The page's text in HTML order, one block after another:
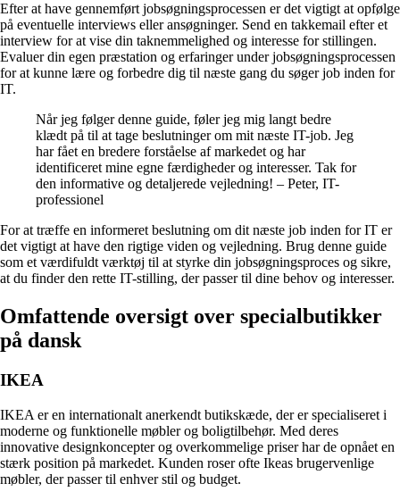
Efter at have gennemført jobsøgningsprocessen er det vigtigt at opfølge
på eventuelle interviews eller ansøgninger. Send en takkemail efter et
interview for at vise din taknemmelighed og interesse for stillingen.
Evaluer din egen præstation og erfaringer under jobsøgningsprocessen
for at kunne lære og forbedre dig til næste gang du søger job inden for
IT.
Når jeg følger denne guide, føler jeg mig langt bedre
klædt på til at tage beslutninger om mit næste IT-job. Jeg
har fået en bredere forståelse af markedet og har
identificeret mine egne færdigheder og interesser. Tak for
den informative og detaljerede vejledning! – Peter, IT-
professionel
For at træffe en informeret beslutning om dit næste job inden for IT er
det vigtigt at have den rigtige viden og vejledning. Brug denne guide
som et værdifuldt værktøj til at styrke din jobsøgningsproces og sikre,
at du finder den rette IT-stilling, der passer til dine behov og interesser.
Omfattende oversigt over specialbutikker
på dansk
IKEA
IKEA er en internationalt anerkendt butikskæde, der er specialiseret i
moderne og funktionelle møbler og boligtilbehør. Med deres
innovative designkoncepter og overkommelige priser har de opnået en
stærk position på markedet. Kunden roser ofte Ikeas brugervenlige
møbler, der passer til enhver stil og budget.